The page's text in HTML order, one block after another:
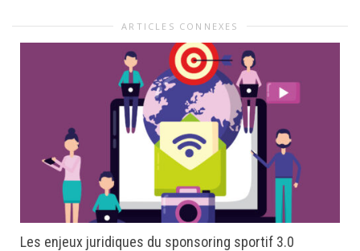
ARTICLES CONNEXES
Les enjeux juridiques du sponsoring sportif 3.0